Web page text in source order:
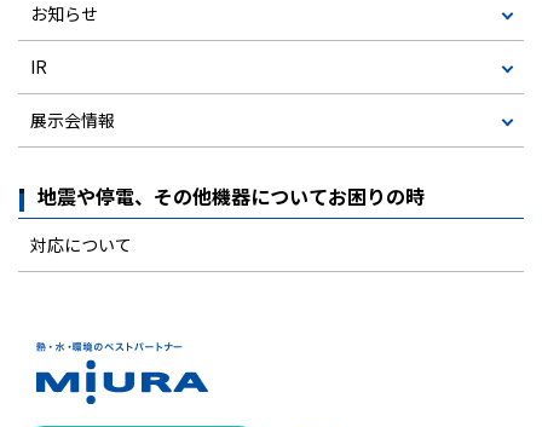
お知らせ
IR
展示会情報
地震や停電、その他機器についてお困りの時
対応について